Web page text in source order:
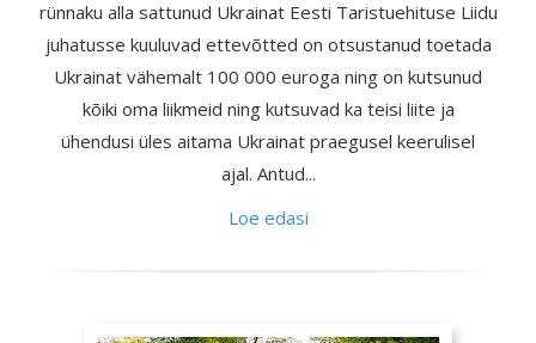
rünnaku alla sattunud Ukrainat Eesti Taristuehituse Liidu
juhatusse kuuluvad ettevõtted on otsustanud toetada
Ukrainat vähemalt 100 000 euroga ning on kutsunud
kõiki oma liikmeid ning kutsuvad ka teisi liite ja
ühendusi üles aitama Ukrainat praegusel keerulisel
ajal. Antud...
Loe edasi